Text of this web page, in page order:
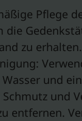
Pflege
die
zu
und
und
entfernen.